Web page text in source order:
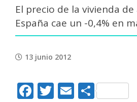
El precio de la vivienda
España cae un -0,4% en
13 junio 2012
Facebook
Twitter
Email